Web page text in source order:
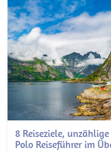
8 Reiseziele,
Polo Reiseführer im